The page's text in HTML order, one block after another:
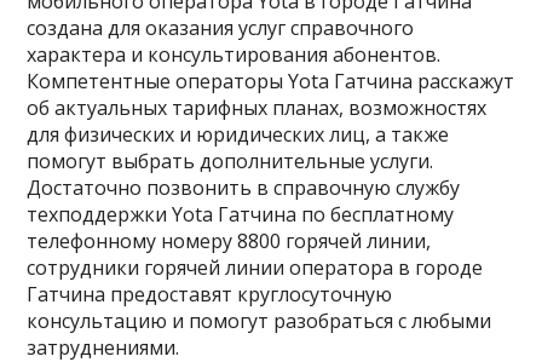
создана для оказания услуг справочного
характера и консультирования абонентов.
Компетентные операторы Yota Гатчина расскажут
об актуальных тарифных планах, возможностях
для физических и юридических лиц, а также
помогут выбрать дополнительные услуги.
Достаточно позвонить в справочную службу
техподдержки Yota Гатчина по бесплатному
телефонному номеру 8800 горячей линии,
сотрудники горячей линии оператора в городе
Гатчина предоставят круглосуточную
консультацию и помогут разобраться с любыми
затруднениями.